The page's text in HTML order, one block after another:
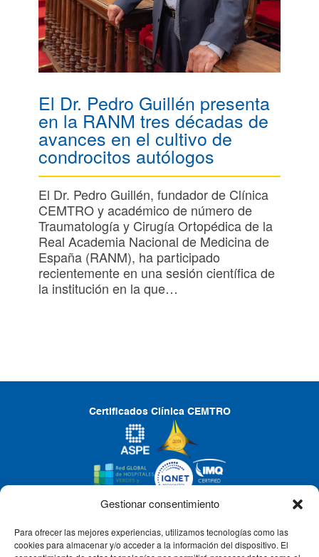
Gestionar consentimiento
Para ofrecer las mejores experiencias, utilizamos tecnologías como las
cookies para almacenar y/o acceder a la información del dispositivo. El
El Dr. Pedro Guillén presenta
en la RANM tres décadas de
avances en el cultivo de
condrocitos autólogos
El Dr. Pedro Guillén, fundador de Clínica
CEMTRO y académico de número de
Traumatología y Cirugía Ortopédica de la
Real Academia Nacional de Medicina de
España (RANM), ha participado
recientemente en una sesión científica de
la institución en la que…
Certificados Clínica CEMTRO
CLÍNICA CEMTRO